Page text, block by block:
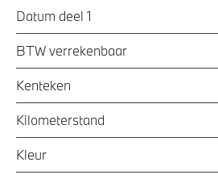
Datum deel 1
BTW verrekenbaar
Kenteken
Kilometerstand
Kleur